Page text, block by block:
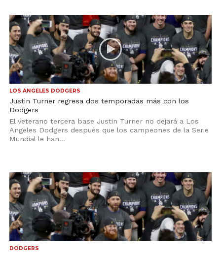
LOS ANGELES DODGERS
Justin Turner regresa dos temporadas más con los
Dodgers
El veterano tercera base Justin Turner no dejará a Los
Angeles Dodgers después que los campeones de la Serie
Mundial le han...
DODGERS